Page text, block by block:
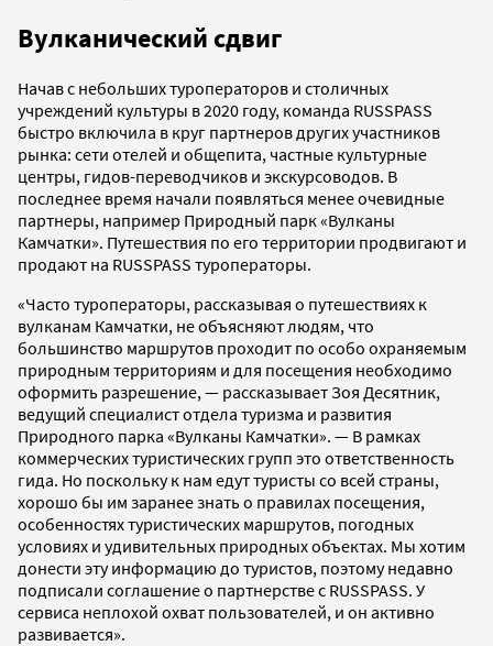
Вулканический сдвиг
Начав с небольших туроператоров и столичных
учреждений культуры в 2020 году, команда RUSSPASS
быстро включила в круг партнеров других участников
рынка: сети отелей и общепита, частные культурные
центры, гидов-переводчиков и экскурсоводов. В
последнее время начали появляться менее очевидные
партнеры, например Природный парк «Вулканы
Камчатки». Путешествия по его территории продвигают и
продают на RUSSPASS туроператоры.
«Часто туроператоры, рассказывая о путешествиях к
вулканам Камчатки, не объясняют людям, что
большинство маршрутов проходит по особо охраняемым
природным территориям и для посещения необходимо
оформить разрешение, — рассказывает Зоя Десятник,
ведущий специалист отдела туризма и развития
Природного парка «Вулканы Камчатки». — В рамках
коммерческих туристических групп это ответственность
гида. Но поскольку к нам едут туристы со всей страны,
хорошо бы им заранее знать о правилах посещения,
особенностях туристических маршрутов, погодных
условиях и удивительных природных объектах. Мы хотим
донести эту информацию до туристов, поэтому недавно
подписали соглашение о партнерстве с RUSSPASS. У
сервиса неплохой охват пользователей, и он активно
развивается».